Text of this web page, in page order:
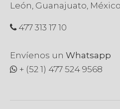
León, Guanajuato,
477 313 17 10
Envíenos un Whatsapp
+ (52 1) 477 524 9568